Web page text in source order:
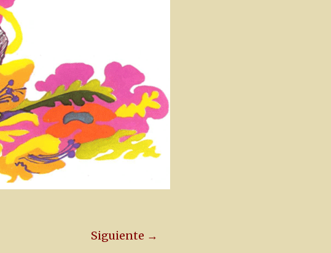
Siguiente →